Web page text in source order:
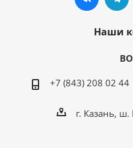
Наши
+7 (843) 208 02 44
г. Казань, ш.